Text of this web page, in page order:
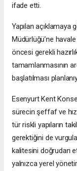
ifade etti.
Yapılan açıklamaya
Müdürlüğü’ne
öncesi gerekli
tamamlanmasının
başlatılması
Esenyurt Kent
sürecin şeffaf ve
tür riskli yapıların
gerektiğini de
kalitesini doğrudan
yalnızca yerel